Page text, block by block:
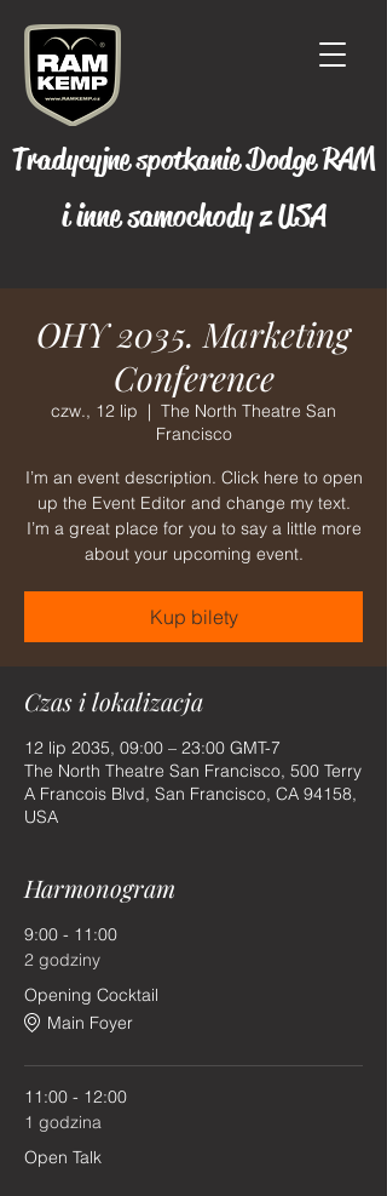
Tradycyjne spotkanie Dodge RAM
i inne samochody z USA
OHY 2035. Marketing
Conference
czw., 12 lip
  |
The North Theatre San
Francisco
I’m an event description. Click here to open
up the Event Editor and change my text.
I’m a great place for you to say a little more
about your upcoming event.
Kup bilety
Czas i lokalizacja
12 lip 2035, 09:00 – 23:00 GMT-7
The North Theatre San Francisco, 500 Terry
A Francois Blvd, San Francisco, CA 94158,
USA
Harmonogram
9:00 - 11:00
2 godziny
Opening Cocktail
Main Foyer
11:00 - 12:00
1 godzina
Open Talk